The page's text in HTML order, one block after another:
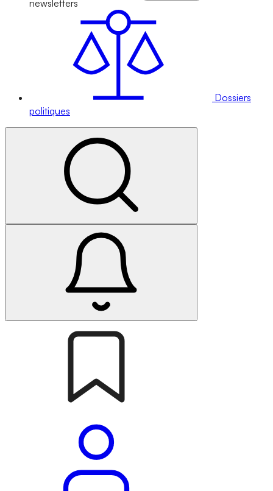
newsletters
Dossiers
politiques